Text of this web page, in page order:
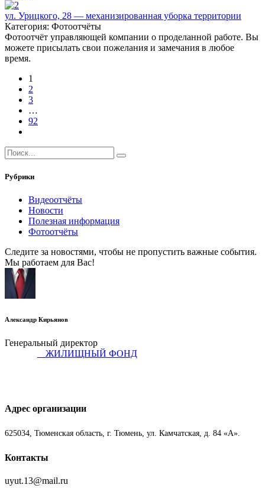
ул. Урицкого, 28 — механизированная уборка территории
Категория: Фотоотчёты
Фотоотчёт управляющей компании о проделанной работе. Вы
можете присылать свои пожелания и замечания в любое
время.
1
2
3
…
92
Рубрики
Видеоотчёты
Новости
Полезная информация
Фотоотчёты
Следите за новостями, чтобы не пропустить важные события.
Мы работаем для Вас!
Александр Кирьянов
Генеральный директор
ЖИЛИЩНЫЙ ФОНД
Адрес организации
625034, Тюменская область, г. Тюмень, ул. Камчатская, д. 84 «А».
Контакты
uyut.13@mail.ru